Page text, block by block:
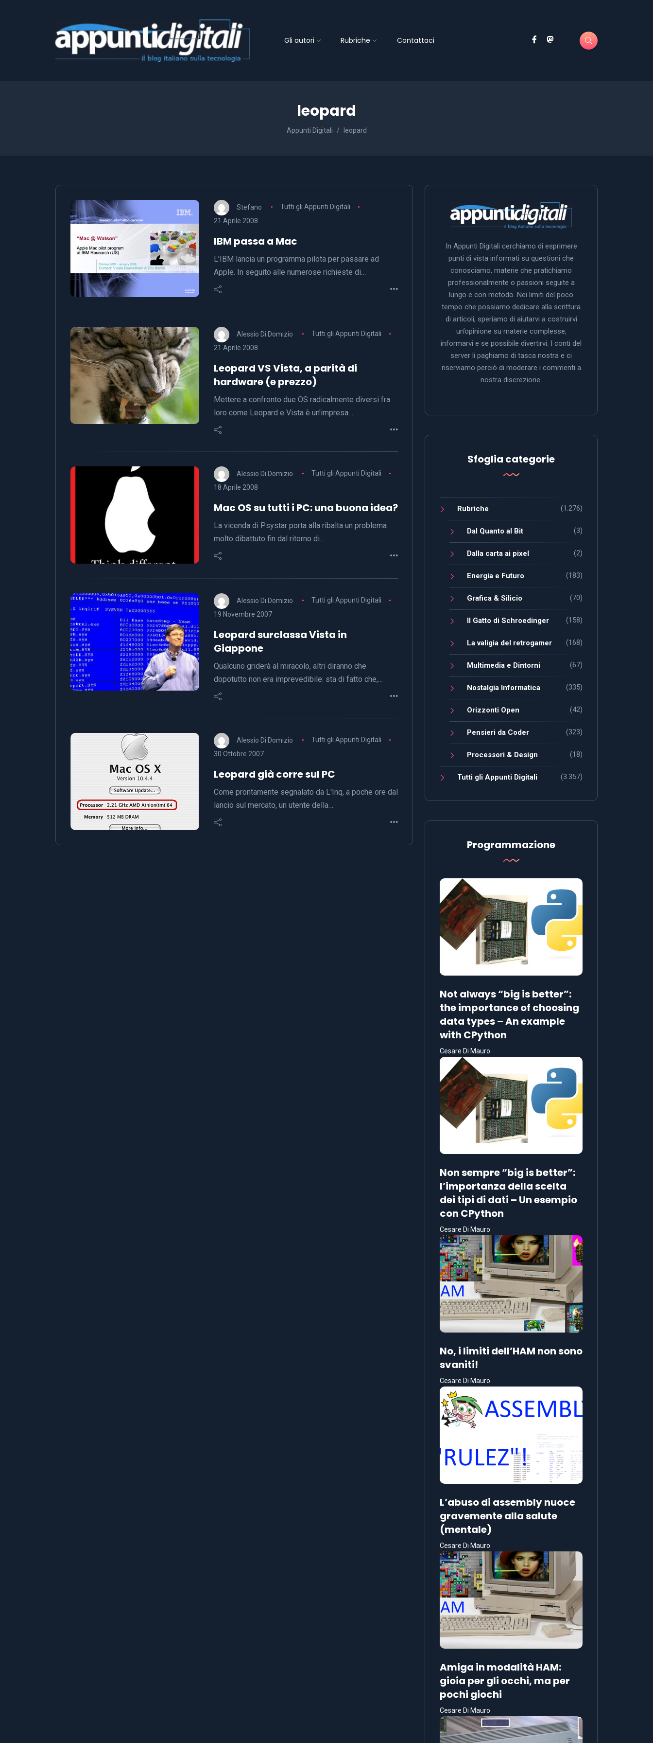
Gli autori Rubriche Contattaci
leopard
Appunti Digitali leopard
Stefano
Tutti gli Appunti Digitali
21 Aprile 2008
IBM passa a Mac
L’IBM lancia un programma pilota per passare ad
Apple. In seguito alle numerose richieste di…
Alessio Di Domizio
Tutti gli Appunti Digitali
21 Aprile 2008
Leopard VS Vista, a parità di
hardware (e prezzo)
Mettere a confronto due OS radicalmente diversi fra
loro come Leopard e Vista è un'impresa…
Alessio Di Domizio
Tutti gli Appunti Digitali
18 Aprile 2008
Mac OS su tutti i PC: una buona idea?
La vicenda di Psystar porta alla ribalta un problema
molto dibattuto fin dal ritorno di…
Alessio Di Domizio
Tutti gli Appunti Digitali
19 Novembre 2007
Leopard surclassa Vista in
Giappone
Qualcuno griderà al miracolo, altri diranno che
dopotutto non era imprevedibile: sta di fatto che,…
Alessio Di Domizio
Tutti gli Appunti Digitali
30 Ottobre 2007
Leopard già corre sul PC
Come prontamente segnalato da L'Inq, a poche ore dal
lancio sul mercato, un utente della…
In Appunti Digitali cerchiamo di esprimere
punti di vista informati su questioni che
conosciamo, materie che pratichiamo
professionalmente o passioni seguite a
lungo e con metodo. Nei limiti del poco
tempo che possiamo dedicare alla scrittura
di articoli, speriamo di aiutarvi a costruirvi
un’opinione su materie complesse,
informarvi e se possibile divertirvi. I conti del
server li paghiamo di tasca nostra e ci
riserviamo perciò di moderare i commenti a
nostra discrezione.
Sfoglia categorie
Rubriche (1.276)
Dal Quanto al Bit (3)
Dalla carta ai pixel (2)
Energia e Futuro (183)
Grafica & Silicio (70)
Il Gatto di Schroedinger (158)
La valigia del retrogamer (168)
Multimedia e Dintorni (67)
Nostalgia Informatica (335)
Orizzonti Open (42)
Pensieri da Coder (323)
Processori & Design (18)
Tutti gli Appunti Digitali (3.357)
Programmazione
Not always “big is better”:
the importance of choosing
data types – An example
with CPython
Cesare Di Mauro
Non sempre “big is better”:
l’importanza della scelta
dei tipi di dati – Un esempio
con CPython
Cesare Di Mauro
No, i limiti dell’HAM non sono
svaniti!
Cesare Di Mauro
L’abuso di assembly nuoce
gravemente alla salute
(mentale)
Cesare Di Mauro
Amiga in modalità HAM:
gioia per gli occhi, ma per
pochi giochi
Cesare Di Mauro